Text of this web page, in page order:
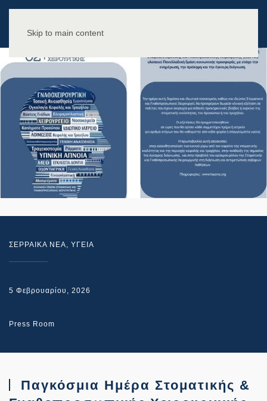
Skip to main content
ΣΕΡΡΑΙΚΑ ΝΕΑ, ΥΓΕΙΑ
5 Φεβρουαρίου, 2026
Press Room
Παγκόσμια Ημέρα Στοματικής &